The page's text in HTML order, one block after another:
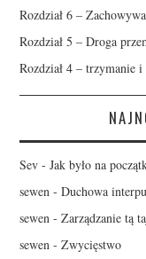
Rozdział 6 –
Rozdział 5 – Droga
Rozdział 4 – trzymanie
Sev -Jak było na
sewen -Duchowa
sewen -Zarządzanie tą
sewen -Zwycięstwo